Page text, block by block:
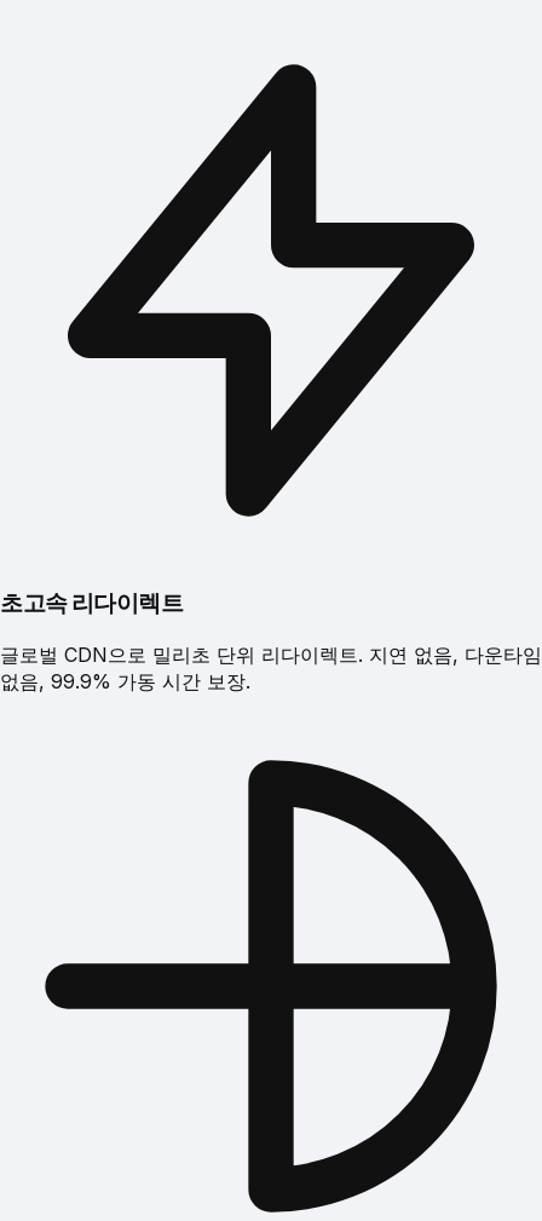
초고속 리다이렉트
글로벌 CDN으로 밀리초 단위 리다이렉트. 지연 없음, 다운타임
없음, 99.9% 가동 시간 보장.